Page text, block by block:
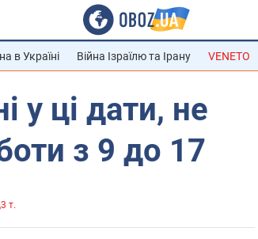
в Україні Війна Ізраїлю та Ірану VENETO
у ці дати, не
з 9 до 17
т.